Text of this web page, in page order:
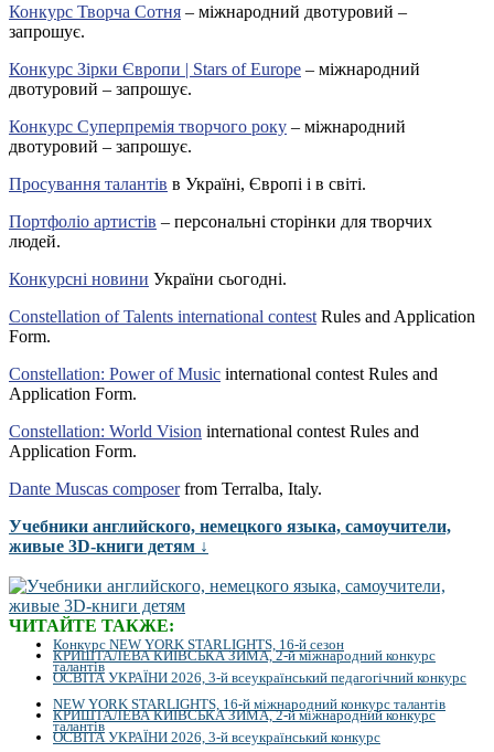
Конкурс Творча Сотня – міжнародний двотуровий –
запрошує.
Конкурс Зірки Європи | Stars of Europe – міжнародний
двотуровий – запрошує.
Конкурс Суперпремія творчого року – міжнародний
двотуровий – запрошує.
Просування талантів в Україні, Європі і в світі.
Портфоліо артистів – персональні сторінки для творчих
людей.
Конкурсні новини України сьогодні.
Constellation of Talents international contest Rules and Application
Form.
Constellation: Power of Music international contest Rules and
Application Form.
Constellation: World Vision international contest Rules and
Application Form.
Dante Muscas composerfrom Terralba, Italy.
Учебники английского, немецкого языка, самоучители,
живые 3D-книги детям ↓
ЧИТАЙТЕ ТАКЖЕ:
Конкурс NEW YORK STARLIGHTS, 16-й сезон
КРИШТАЛЕВА КИЇВСЬКА ЗИМА, 2-й міжнародний конкурс
талантів
ОСВІТА УКРАЇНИ 2026, 3-й всеукраїнський педагогічний конкурс
NEW YORK STARLIGHTS, 16-й міжнародний конкурс талантів
КРИШТАЛЕВА КИЇВСЬКА ЗИМА, 2-й міжнародний конкурс
талантів
ОСВІТА УКРАЇНИ 2026, 3-й всеукраїнський конкурс